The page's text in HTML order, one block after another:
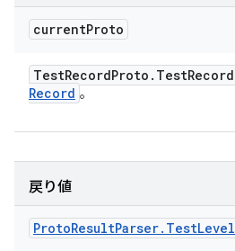
currentProto
TestRecordProto . TestRecord
Record 。
戻り値
ProtoResultParser. TestLevel